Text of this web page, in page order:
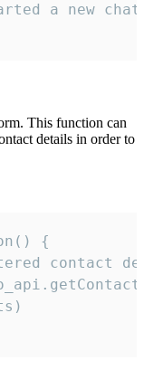
a new
This function can
details in order to
{
contact